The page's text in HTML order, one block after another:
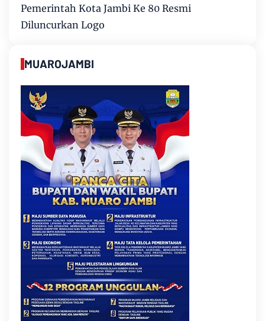
Pemerintah Kota Jambi Ke 80 Resmi
Diluncurkan Logo
MUAROJAMBI